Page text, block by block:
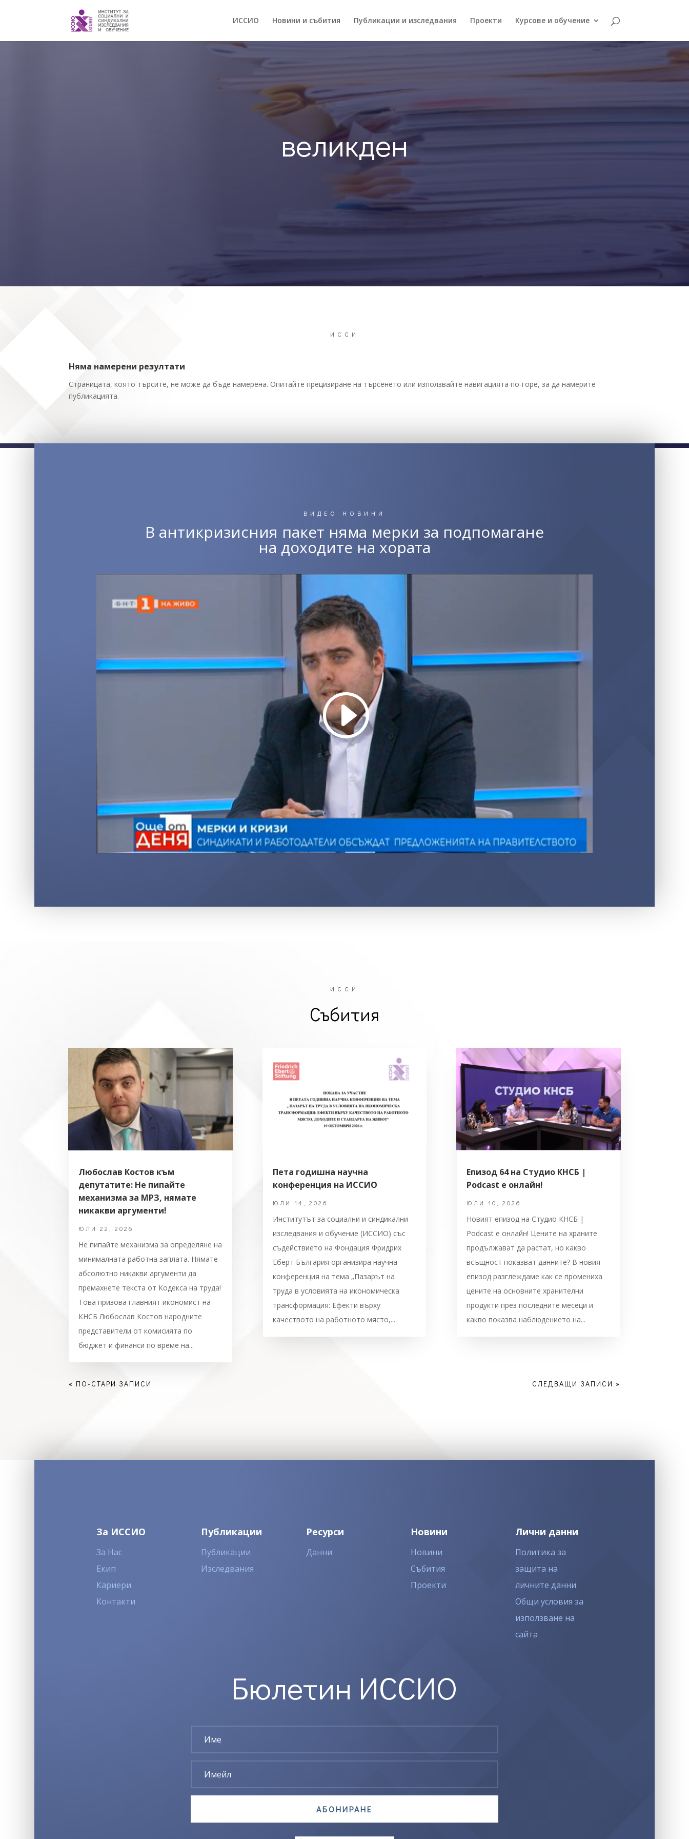
ИССИO Новини и събития Публикации и изследвания Проекти Курсове и обучение
великден
ИССИ
Няма намерени резултати
Страницата, която търсите, не може да бъде намерена. Опитайте прецизиране на търсенето или използвайте навигацията по-горе, за да намерите
публикацията.
ВИДЕО НОВИНИ
В антикризисния пакет няма мерки за подпомагане
на доходите на хората
ИССИ
Събития
Любослав Костов към
депутатите: Не пипайте
механизма за МРЗ, нямате
никакви аргументи!
ЮЛИ 22, 2026
Не пипайте механизма за определяне на
минималната работна заплата. Нямате
абсолютно никакви аргументи да
премахнете текста от Кодекса на труда!
Това призова главният икономист на
КНСБ Любослав Костов народните
представители от комисията по
бюджет и финанси по време на...
Пета годишна научна
конференция на ИССИО
ЮЛИ 14, 2026
Институтът за социални и синдикални
изследвания и обучение (ИССИО) със
съдействието на Фондация Фридрих
Еберт България организира научна
конференция на тема „Пазарът на
труда в условията на икономическа
трансформация: Ефекти върху
качеството на работното място,...
Епизод 64 на Студио КНСБ |
Podcast е онлайн!
ЮЛИ 10, 2026
Новият епизод на Студио КНСБ |
Podcast е онлайн! Цените на храните
продължават да растат, но какво
всъщност показват данните? В новия
епизод разглеждаме как се промениха
цените на основните хранителни
продукти през последните месеци и
какво показва наблюдението на...
« ПО-СТАРИ ЗАПИСИ СЛЕДВАЩИ ЗАПИСИ »
За ИССИО
За Нас
Екип
Кариери
Контакти
Публикации
Публикации
Изследвания
Ресурси
Данни
Новини
Новини
Събития
Проекти
Лични данни
Политика за
защита на
личните данни
Общи условия за
използване на
сайта
Бюлетин ИССИО
АБОНИРАНЕ